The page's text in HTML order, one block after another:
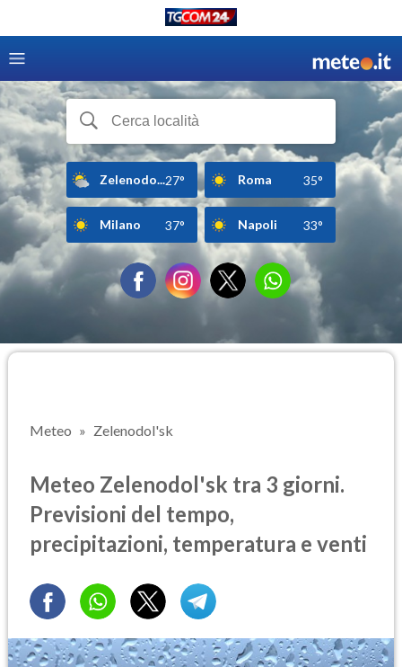
Zelenodo...27° Roma 35°
Milano 37° Napoli 33°
Meteo Zelenodol'sk
Meteo Zelenodol'sk tra 3 giorni.
Previsioni del tempo,
precipitazioni, temperatura e venti